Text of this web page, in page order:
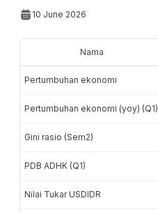
10 June 2026
Nama
Pertumbuhan ekonomi
Pertumbuhan ekonomi (yoy) (Q1)
Gini rasio (Sem2)
PDB ADHK (Q1)
Nilai Tukar USDIDR